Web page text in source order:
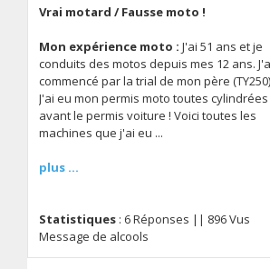
Vrai motard / Fausse moto !
Mon expérience moto : J'ai 51 ans et je
conduits des motos depuis mes 12 ans.
commencé par la trial de mon père
J'ai eu mon permis moto toutes cylindrées
avant le permis voiture ! Voici toutes les
machines que j'ai eu ...
plus ...
Statistiques : 6 Réponses || 896 Vus
Message de alcools